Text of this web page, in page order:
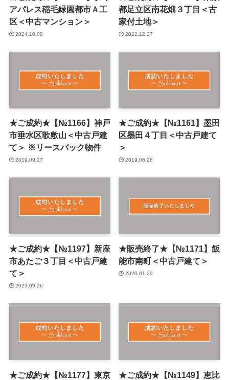
アパレス稲毛緑園都市Ａ工
区＜中古マンション＞
2024.10.08
都足立区南花畑３丁目＜古
家付土地＞
2022.12.27
★ご成約★【№1166】神戸
市垂水区歌敷山＜中古戸建
て＞ ※リースバック物件
2019.09.27
★ご成約★【№1161】墨田
区墨田４丁目＜中古戸建て
＞
2019.06.26
★ご成約★【№1197】新座
市あたご３丁目＜中古戸建
て＞
2023.09.26
★販売終了★【№1171】飯
能市南町＜中古戸建て＞
2020.01.29
★ご成約★【№1177】東京
★ご成約★【№1149】恵比